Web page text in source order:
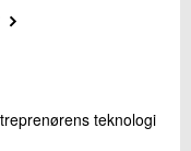
teknologi